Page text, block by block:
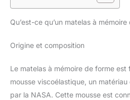
Qu’est-ce qu’un matelas à
Origine et composition
Le matelas à mémoire de forme
mousse viscoélastique, un
par la NASA. Cette mousse est